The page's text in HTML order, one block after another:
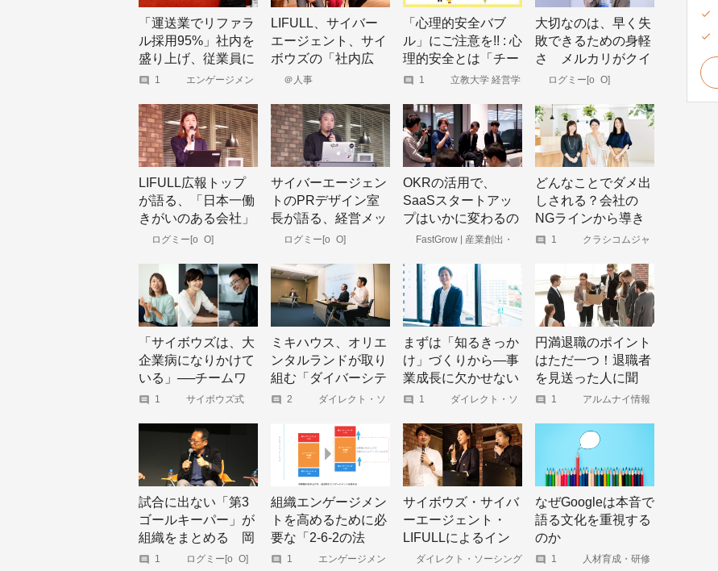
「運送業でリファラ
ル採用95%」社内を
盛り上げ、従業員に
楽しんでもらう仕掛
1
エンゲージメン
グ|TUNAG】
LIFULL、サイバー
エージェント、サイ
ボウズの「社内広
報」成功事例
＠人事
「心理的安全バブ
ル」にご注意を!! : 心
理的安全とは「チー
ムで仲良くぬるま湯
ない！
1
立教大学 経営学
する
大切なのは、早く失
敗できるための身軽
さ メルカリがクイ
ックな組織変更を恐
ログミー[o_O]
LIFULL広報トップ
が語る、「日本一働
きがいのある会社」
を実現するためのイ
グ戦略
ログミー[o_O]
サイバーエージェン
トのPRデザイン室
長が語る、経営メッ
セージを組織に伝え
イン
ログミー[o_O]
OKRの活用で、
SaaSスタートアッ
プはいかに変わるの
か。「導入企業 vs.
論
FastGrow | 産業創出・
どんなことでダメ出
しされる？会社の
NGラインから導き
出す「らしい」働き
1
クラシコムジャ
「サイボウズは、大
企業病になりかけて
いる」──チームワ
ークの会社なのに実
社員の本音を聞いて
1 サイボウズ式
ミキハウス、オリエ
ンタルランドが取り
組む「ダイバーシテ
ィ×採用」最前線
2
ダイレクト・ソ
まずは「知るきっか
け」づくりから―事
業成長に欠かせない
エンゲージメント経
1
ダイレクト・ソ
円満退職のポイント
はただ一つ！退職者
を見送った人に聞
く、「良い辞め方・
1
アルムナイ情報
powered by
Official-Alumni.com
試合に出ない「第3
ゴールキーパー」が
組織をまとめる 岡
田武史氏、サイボウ
1 ログミー[o_O]
組織エンゲージメン
トを高めるために必
要な「2-6-2の法
則」1
エンゲージメン
サイボウズ・サイバ
ーエージェント・
LIFULLによるイン
ナーブランディング
ダイレクト・ソーシング
なぜGoogleは本音で
語る文化を重視する
のか
1
人材育成・研修